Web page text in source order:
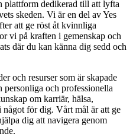
dedikerad till att lyfta
skeden. Vi är en del av Yes
att ge röst åt kvinnliga
vi på kraften i gemenskap och
där du kan känna dig sedd och
och resurser som är skapade
och professionella
om karriär, hälsa,
för dig. Vårt mål är att ge
dig att navigera genom